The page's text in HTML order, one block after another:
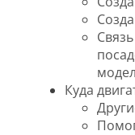
Куда